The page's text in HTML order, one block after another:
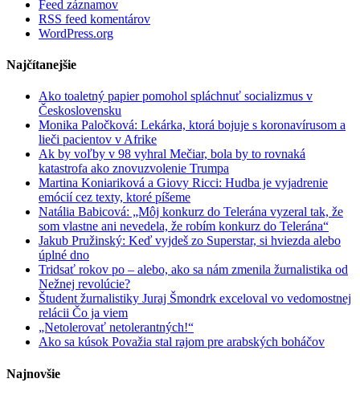
Feed záznamov
RSS feed komentárov
WordPress.org
Najčítanejšie
Ako toaletný papier pomohol spláchnuť socializmus v
Československu
Monika Paločková: Lekárka, ktorá bojuje s koronavírusom a
lieči pacientov v Afrike
Ak by voľby v 98 vyhral Mečiar, bola by to rovnaká
katastrofa ako znovuzvolenie Trumpa
Martina Koniariková a Giovy Ricci: Hudba je vyjadrenie
emócií cez texty, ktoré píšeme
Natália Babicová: „Môj konkurz do Telerána vyzeral tak, že
som vlastne ani nevedela, že robím konkurz do Telerána“
Jakub Pružinský: Keď vyjdeš zo Superstar, si hviezda alebo
úplné dno
Tridsať rokov po – alebo, ako sa nám zmenila žurnalistika od
Nežnej revolúcie?
Študent žurnalistiky Juraj Šmondrk exceloval vo vedomostnej
relácii Čo ja viem
„Netolerovať netolerantných!“
Ako sa kúsok Považia stal rajom pre arabských boháčov
Najnovšie